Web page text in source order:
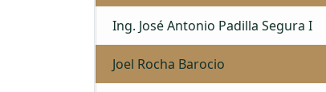
Ing. José Antonio Padilla Segura I
Joel Rocha Barocio